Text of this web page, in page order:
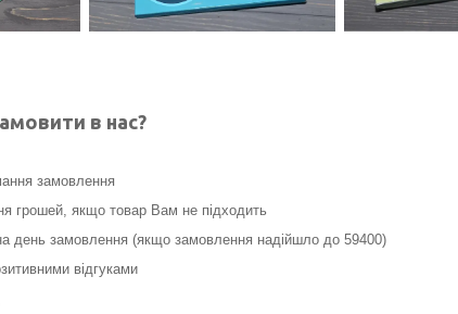
в нас?
замовлення
грошей, якщо товар Вам не підходить
день замовлення (якщо замовлення надійшло до 59400)
відгуками